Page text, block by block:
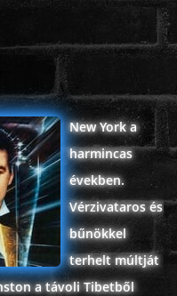
New York a
harmincas
években.
Vérzivataros és
bűnökkel
terhelt múltját
a távoli Tibetből